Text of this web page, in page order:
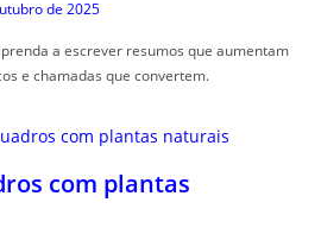
de 2025
a escrever resumos que aumentam
e chamadas que convertem.
com plantas